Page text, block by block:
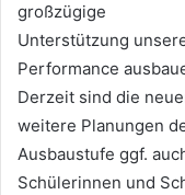
großzügige
Unterstützung
Performance
Derzeit sind die
weitere Planungen
Ausbaustufe ggf.
Schülerinnen und